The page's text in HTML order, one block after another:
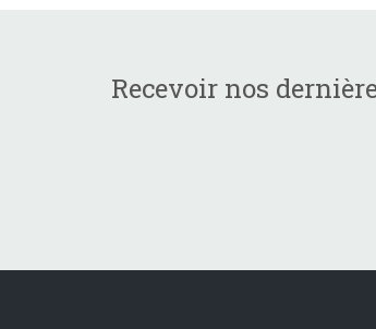
Recevoir nos